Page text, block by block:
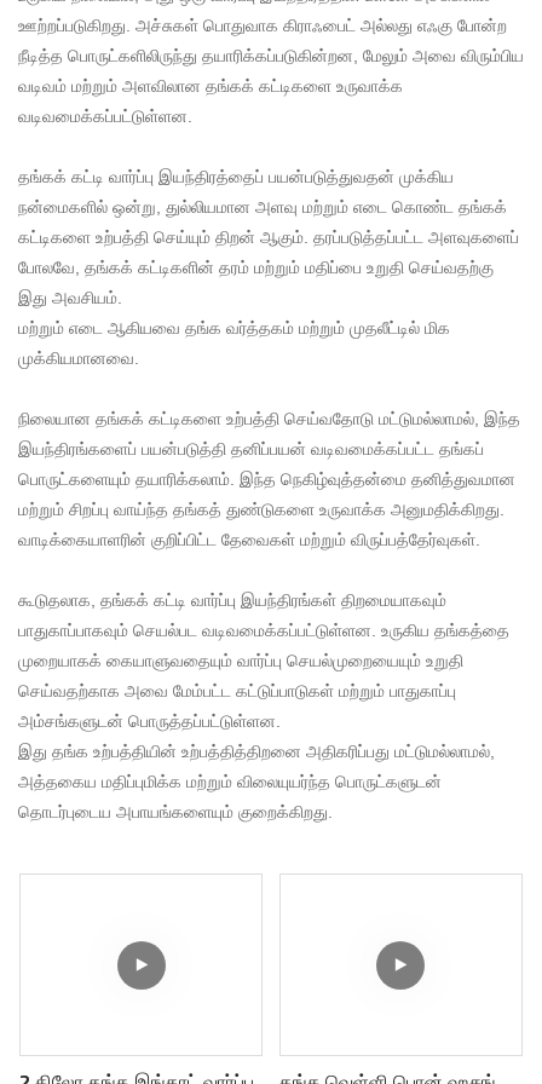
ஊற்றப்படுகிறது. அச்சுகள் பொதுவாக கிராஃபைட் அல்லது எஃகு போன்ற
நீடித்த பொருட்களிலிருந்து தயாரிக்கப்படுகின்றன, மேலும் அவை விரும்பிய
வடிவம் மற்றும் அளவிலான தங்கக் கட்டிகளை உருவாக்க
வடிவமைக்கப்பட்டுள்ளன.
தங்கக் கட்டி வார்ப்பு இயந்திரத்தைப் பயன்படுத்துவதன் முக்கிய
நன்மைகளில் ஒன்று, துல்லியமான அளவு மற்றும் எடை கொண்ட தங்கக்
கட்டிகளை உற்பத்தி செய்யும் திறன் ஆகும். தரப்படுத்தப்பட்ட அளவுகளைப்
போலவே, தங்கக் கட்டிகளின் தரம் மற்றும் மதிப்பை உறுதி செய்வதற்கு
இது அவசியம்.
மற்றும் எடை ஆகியவை தங்க வர்த்தகம் மற்றும் முதலீட்டில் மிக
முக்கியமானவை.
நிலையான தங்கக் கட்டிகளை உற்பத்தி செய்வதோடு மட்டுமல்லாமல், இந்த
இயந்திரங்களைப் பயன்படுத்தி தனிப்பயன் வடிவமைக்கப்பட்ட தங்கப்
பொருட்களையும் தயாரிக்கலாம். இந்த நெகிழ்வுத்தன்மை தனித்துவமான
மற்றும் சிறப்பு வாய்ந்த தங்கத் துண்டுகளை உருவாக்க அனுமதிக்கிறது.
வாடிக்கையாளரின் குறிப்பிட்ட தேவைகள் மற்றும் விருப்பத்தேர்வுகள்.
கூடுதலாக, தங்கக் கட்டி வார்ப்பு இயந்திரங்கள் திறமையாகவும்
பாதுகாப்பாகவும் செயல்பட வடிவமைக்கப்பட்டுள்ளன. உருகிய தங்கத்தை
முறையாகக் கையாளுவதையும் வார்ப்பு செயல்முறையையும் உறுதி
செய்வதற்காக அவை மேம்பட்ட கட்டுப்பாடுகள் மற்றும் பாதுகாப்பு
அம்சங்களுடன் பொருத்தப்பட்டுள்ளன.
இது தங்க உற்பத்தியின் உற்பத்தித்திறனை அதிகரிப்பது மட்டுமல்லாமல்,
அத்தகைய மதிப்புமிக்க மற்றும் விலையுயர்ந்த பொருட்களுடன்
தொடர்புடைய அபாயங்களையும் குறைக்கிறது.